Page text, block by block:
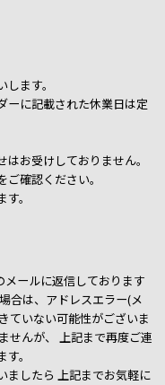
ます。
ーに記載された休業日は定
お受けしておりません。
確認ください。
。
ールに返信しております
合は、アドレスエラー(メ
ていない可能性がございま
せんが、 上記まで再度ご連
。
ましたら上記までお気軽に